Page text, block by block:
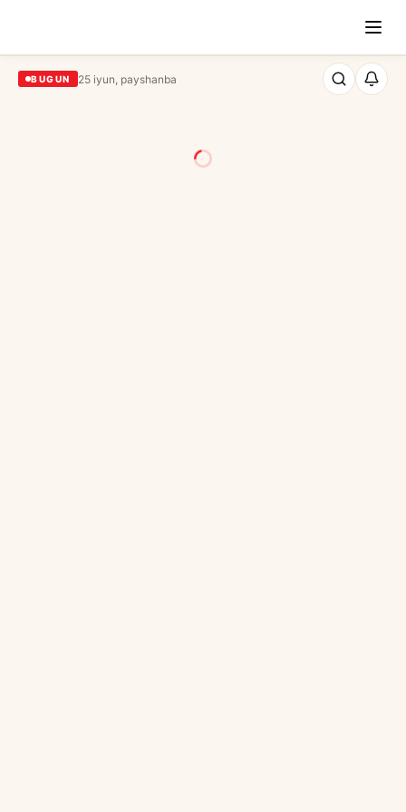
BUGUN 25 iyun, payshanba